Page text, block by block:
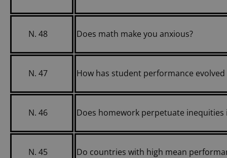
N. 48 Does math make you anxious?
N. 47 How has student performance
N. 46 Does homework perpetuate inequities
N. 45 Do countries with high mean